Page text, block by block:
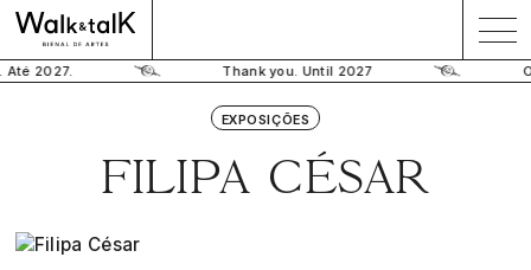
Até 2027. Thank you. Until 2027
EXPOSIÇÕES
FILIPA CÉSAR